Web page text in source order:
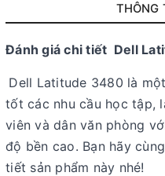
THÔNG
Đánh giá chi tiết Dell
Dell Latitude 3480 là
tốt các nhu cầu học tập,
viên và dân văn phòng
độ bền cao. Bạn hãy
tiết sản phẩm này nhé!